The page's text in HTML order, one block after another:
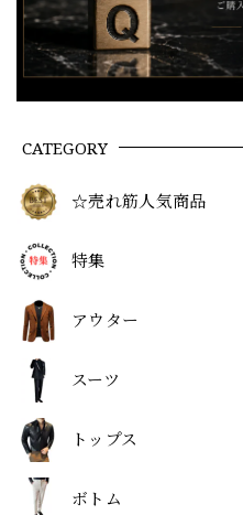
CATEGORY
☆売れ筋人気商品
特集
アウター
スーツ
トップス
ボトム